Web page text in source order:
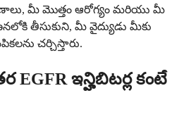
మీ మొత్తం ఆరోగ్యం మరియు మీ
తీసుకుని, మీ వైద్యుడు మీకు
చర్చిస్తారు.
ఇన్హిబిటర్ల కంటే